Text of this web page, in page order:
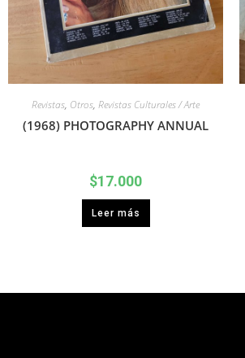
Revistas, Otros, Revistas Culturales / Arte
(1968) PHOTOGRAPHY ANNUAL
$17.000
Leer más